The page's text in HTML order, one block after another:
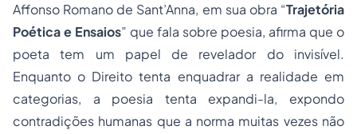
Affonso Romano de Sant’Anna, em sua obra “Trajetória
Poética e Ensaios” que fala sobre poesia, afirma que o
poeta tem um papel de revelador do invisível.
Enquanto o Direito tenta enquadrar a realidade em
categorias, a poesia tenta expandi-la, expondo
contradições humanas que a norma muitas vezes não